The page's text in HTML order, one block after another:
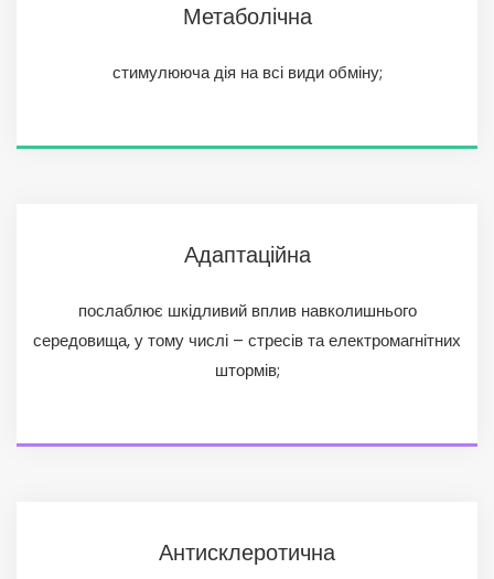
Метаболічна
стимулююча дія на всі види обміну;
Адаптаційна
послаблює шкідливий вплив навколишнього
середовища, у тому числі – стресів та електромагнітних
штормів;
Антисклеротична